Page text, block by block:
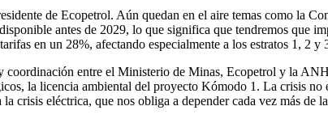
de Ecopetrol. Aún quedan en el aire temas como la
antes de 2029, lo que significa que tendremos que
en un 28%, afectando especialmente a los estratos 1, 2 y
entre el Ministerio de Minas, Ecopetrol y la
la licencia ambiental del proyecto Kómodo 1. La crisis
crisis eléctrica, que nos obliga a depender cada vez más